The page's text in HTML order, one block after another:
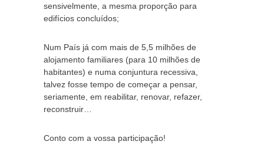
sensivelmente, a mesma proporção para
edifícios concluídos;
Num País já com mais de 5,5 milhões de
alojamento familiares (para 10 milhões de
habitantes) e numa conjuntura recessiva,
talvez fosse tempo de começar a pensar,
seriamente, em reabilitar, renovar, refazer,
reconstruir…
Conto com a vossa participação!